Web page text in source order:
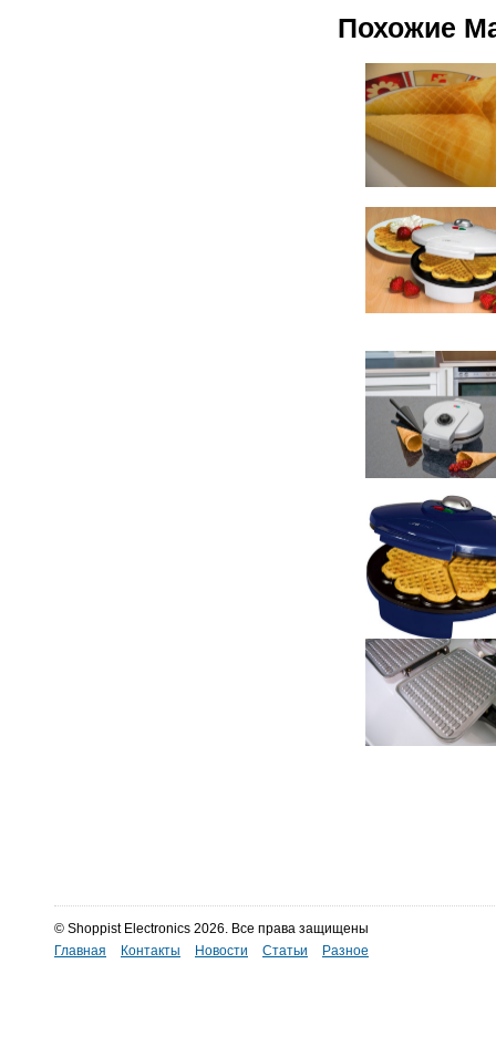
Похожие
© Shoppist Electronics 2026. Все права защищены
Главная
Контакты Новости Статьи Разное